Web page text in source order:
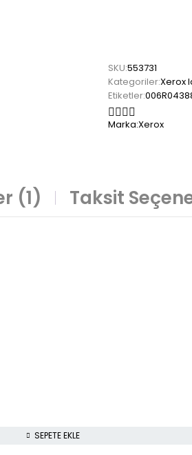
SKU:553731
Kategoriler:Xerox
Etiketler:
Marka:Xerox
(1) Taksit
SEPETE EKLE